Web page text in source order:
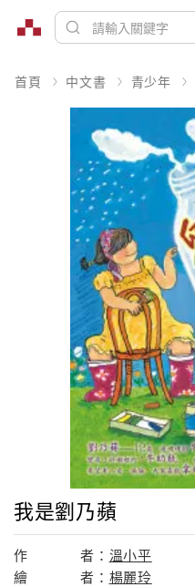
首頁 中文書 青少年
我是劉乃蘋
作 者： 溫小平
繪
者： 楊麗玲